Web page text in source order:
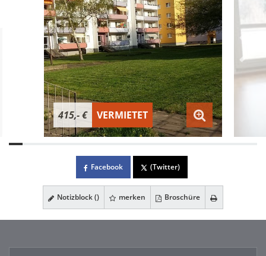
415,- € VERMIETET
Facebook (Twitter)
Notizblock () merken Broschüre